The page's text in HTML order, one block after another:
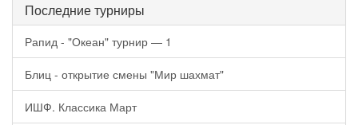
Последние турниры
Рапид - "Океан" турнир — 1
Блиц - открытие смены "Мир шахмат"
ИШФ. Классика Март